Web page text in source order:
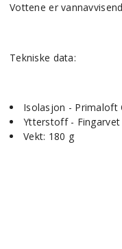
Vottene er
Tekniske data:
Isolasjon - Primaloft
Ytterstoff - Fingarvet
Vekt: 180 g